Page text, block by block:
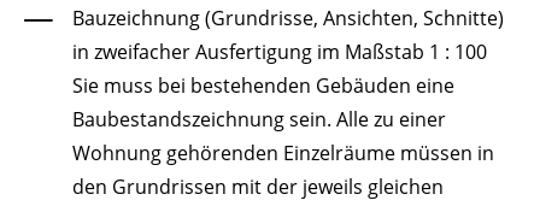
Bauzeichnung (Grundrisse, Ansichten, Schnitte)
in zweifacher Ausfertigung im Maßstab 1 : 100
Sie muss bei bestehenden Gebäuden eine
Baubestandszeichnung sein. Alle zu einer
Wohnung gehörenden Einzelräume müssen in
den Grundrissen mit der jeweils gleichen